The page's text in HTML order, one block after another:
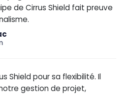
de Cirrus Shield fait preuve
Shield pour sa flexibilité. Il
gestion de projet,